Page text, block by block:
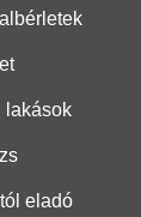
lakások
eladó